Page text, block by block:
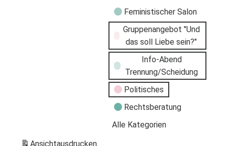
Feministischer Salon
Gruppenangebot "Und
das soll Liebe sein?"
Info-Abend
Trennung/Scheidung
Politisches
Rechtsberatung
Alle Kategorien
Ansichtausdrucken